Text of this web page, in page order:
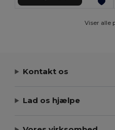
Viser alle
Kontakt os
Lad os hjælpe